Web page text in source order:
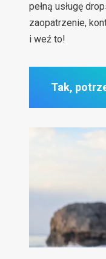
pełną usługę
zaopatrzenie,
i weź to!
Tak,